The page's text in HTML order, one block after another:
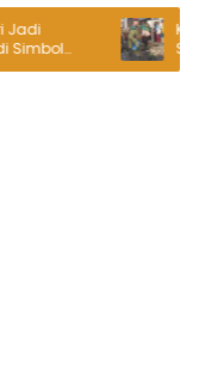
Kepala
SE.
Tambun-